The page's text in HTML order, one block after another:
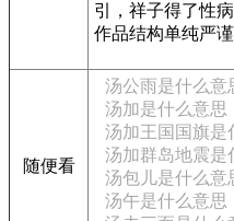
引，祥子得了性
作品结构单纯严
随便看
汤公雨是什么意
汤加是什么意思
汤加王国国旗是
汤加群岛地震是
汤包儿是什么意
汤午是什么意思